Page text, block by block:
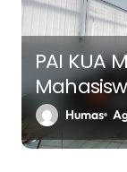
o
s
PAI KUA
tentang
Ketaatan
Humas